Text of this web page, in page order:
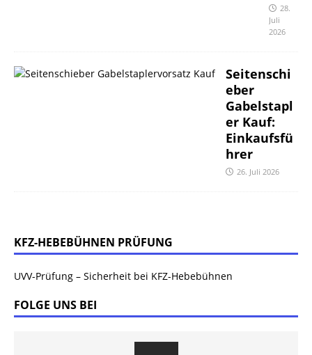
28.
Juli
2026
Seitenschi
eber
Gabelstapl
er Kauf:
Einkaufsfü
hrer
26. Juli 2026
KFZ-HEBEBÜHNEN PRÜFUNG
UVV-Prüfung – Sicherheit bei KFZ-Hebebühnen
FOLGE UNS BEI